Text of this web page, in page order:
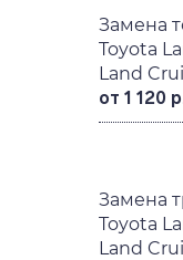
Замена
Toyota
Land
от 1 120
Замена
Toyota
Land